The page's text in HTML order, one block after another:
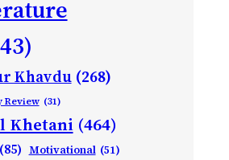
Khavdu (268)
Review (31)
Khetani (464)
(85) Motivational (51)